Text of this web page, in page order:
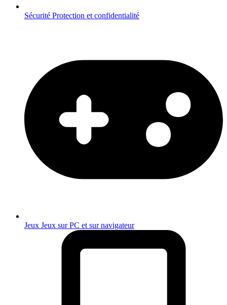
Sécurité Protection et confidentialité
Jeux Jeux sur PC et sur navigateur